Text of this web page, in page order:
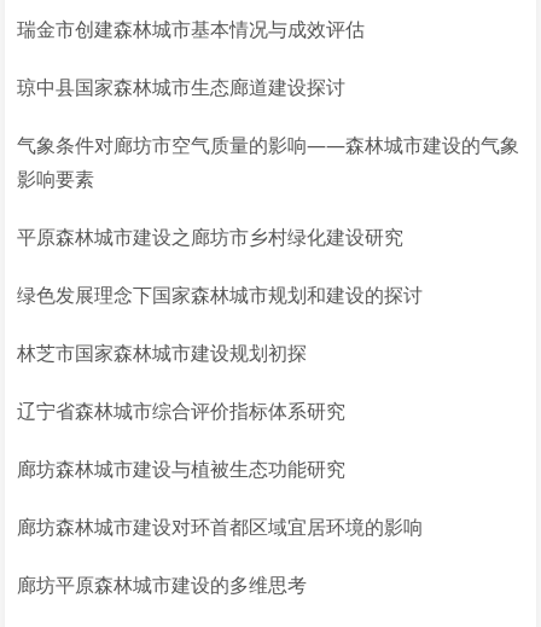
瑞金市创建森林城市基本情况与成效评估
琼中县国家森林城市生态廊道建设探讨
气象条件对廊坊市空气质量的影响——森林城市建设的气象
影响要素
平原森林城市建设之廊坊市乡村绿化建设研究
绿色发展理念下国家森林城市规划和建设的探讨
林芝市国家森林城市建设规划初探
辽宁省森林城市综合评价指标体系研究
廊坊森林城市建设与植被生态功能研究
廊坊森林城市建设对环首都区域宜居环境的影响
廊坊平原森林城市建设的多维思考